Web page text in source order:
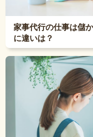
家事代行の仕事は儲
に違いは？